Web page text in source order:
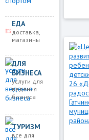
ЕДА
доставка,
магазины
ДЛЯ
БИЗНЕСА
услуги для
ведения
бизнеса
ТУРИЗМ
все для